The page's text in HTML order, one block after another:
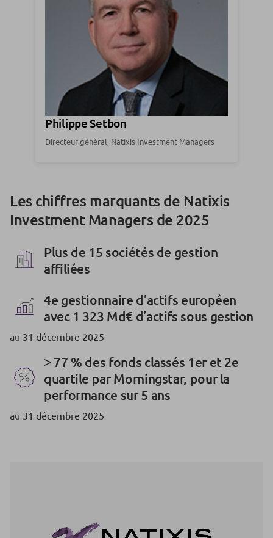
Philippe Setbon
Directeur général, Natixis Investment Managers
Les chiffres marquants de Natixis
Investment Managers de 2025
Plus de 15 sociétés de gestion
affiliées
4e gestionnaire d’actifs européen
avec 1 323 Md€ d’actifs sous gestion
au 31 décembre 2025
˃ 77 % des fonds classés 1er et 2e
quartile par Morningstar, pour la
performance sur 5 ans
au 31 décembre 2025